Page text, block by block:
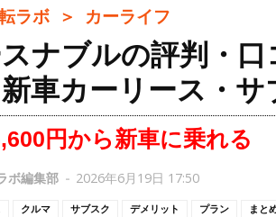
ラボ ＞ カーライフ
スナブルの評判・
車カーリース・サ
円から新車に乗れる
ボ編集部 - 2026年6月19日 17:50
クルマ サブスク デメリット プラン まと